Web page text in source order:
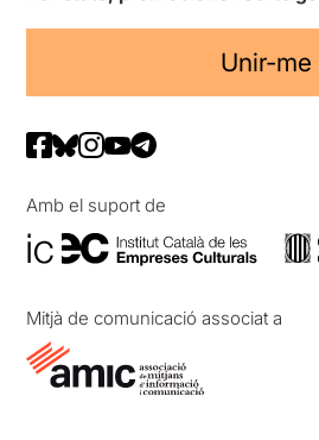
Unir-me
Amb el suport de
Mitjà de comunicació associat a